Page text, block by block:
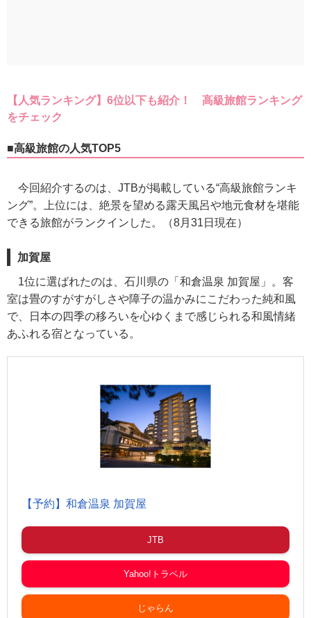
【人気ランキング】6位以下も紹介！ 高級旅館ランキング
をチェック
■高級旅館の人気TOP5
今回紹介するのは、JTBが掲載している“高級旅館ランキ
ング”。上位には、絶景を望める露天風呂や地元食材を堪能
できる旅館がランクインした。（8月31日現在）
加賀屋
1位に選ばれたのは、石川県の「和倉温泉 加賀屋」。客
室は畳のすがすがしさや障子の温かみにこだわった純和風
で、日本の四季の移ろいを心ゆくまで感じられる和風情緒
あふれる宿となっている。
【予約】和倉温泉 加賀屋
JTB
Yahoo!トラベル
じゃらん